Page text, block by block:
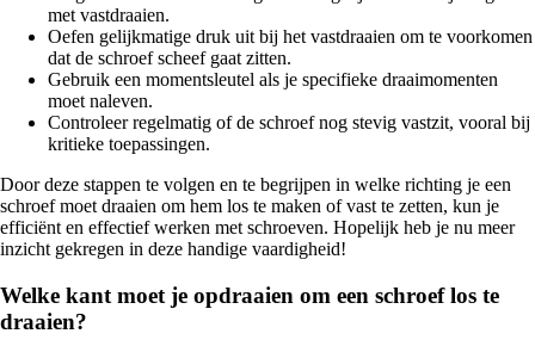
met vastdraaien.
Oefen gelijkmatige druk uit bij het vastdraaien om te voorkomen
dat de schroef scheef gaat zitten.
Gebruik een momentsleutel als je specifieke draaimomenten
moet naleven.
Controleer regelmatig of de schroef nog stevig vastzit, vooral bij
kritieke toepassingen.
Door deze stappen te volgen en te begrijpen in welke richting je een
schroef moet draaien om hem los te maken of vast te zetten, kun je
efficiënt en effectief werken met schroeven. Hopelijk heb je nu meer
inzicht gekregen in deze handige vaardigheid!
Welke kant moet je opdraaien om een schroef los te
draaien?